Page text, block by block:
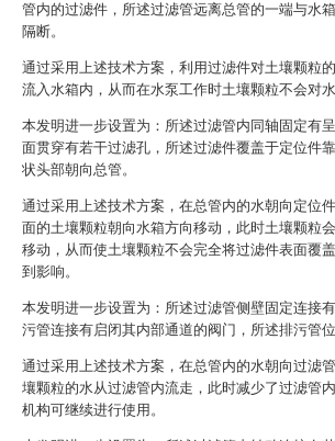
管内的过滤件，所述过滤管远离总管的一端与水
隔断。
通过采用上述技术方案，利用过滤件对土壤颗粒
流入水箱内，从而在水泵工作时土壤颗粒不会对
本发明进一步设置为：所述过滤管内同轴固定有
面贯穿有若干过滤孔，所述过滤件覆盖于定位件
状头部朝向总管。
通过采用上述技术方案，在总管内的水朝向定位
面的土壤颗粒朝向水箱方向移动，此时土壤颗粒
移动，从而使土壤颗粒不会完全将过滤件表面覆
到影响。
本发明进一步设置为：所述过滤管侧壁固定连接
污管连接有启闭其内部通道的阀门，所述排污管
通过采用上述技术方案，在总管内的水朝向过滤
壤颗粒的水从过滤管内流走，此时减少了过滤管
机构可继续进行使用。